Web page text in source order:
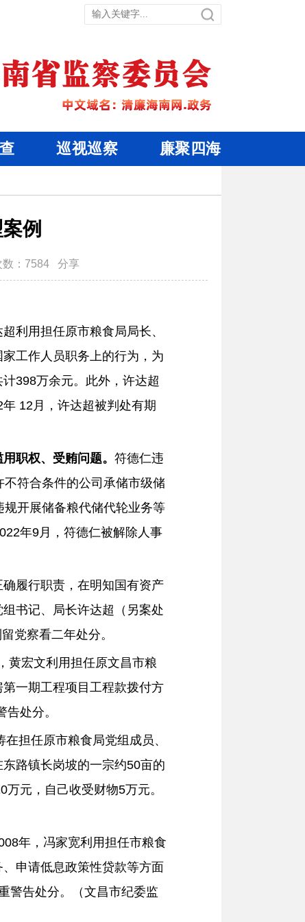
巡视巡察 廉聚四海
例
： 7584 分享
利用担任原市粮食局局长、
工作人员职务上的行为，为
398万余元。此外，许达超
12月，许达超被判处有期
用职权、受贿问题。 符德仁违
符合条件的公司承储市级储
开展储备粮代储代轮业务等
年9月，符德仁被解除人事
履行职责，在明知国有资产
书记、局长许达超（另案处
党察看二年处分。
黄宏文利用担任原文昌市粮
一期工程项目工程款拨付方
处分。
担任原市粮食局党组成员、
路镇长岗坡的一宗约50亩的
元，自己收受财物5万元。
年，冯家宽利用担任市粮食
申请低息政策性贷款等方面
警告处分。（文昌市纪委监